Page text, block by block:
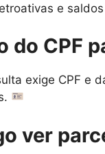
e
do CPF
exige CPF e
ver